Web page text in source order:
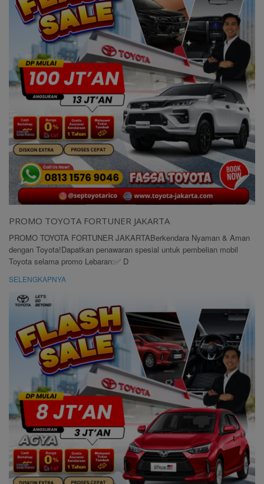
PROMO TOYOTA FORTUNER JAKARTA
PROMO TOYOTA FORTUNER JAKARTABerkendara Nyaman & Aman
dengan Toyota!Dapatkan penawaran spesial untuk pembelian mobil
Toyota selama promo Lebaran:✅ D
SELENGKAPNYA